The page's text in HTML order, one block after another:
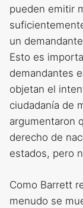
pueden emitir
un
Esto es
demandantes
objetan el
ciudadanía de
argumentaron
derecho de
estados, pero
Como Barrett
menudo se